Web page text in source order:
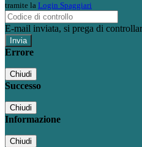
tramite la Login Spaggiari
E-mail inviata, si prega di
Errore
Chiudi
Successo
Chiudi
Informazione
Chiudi